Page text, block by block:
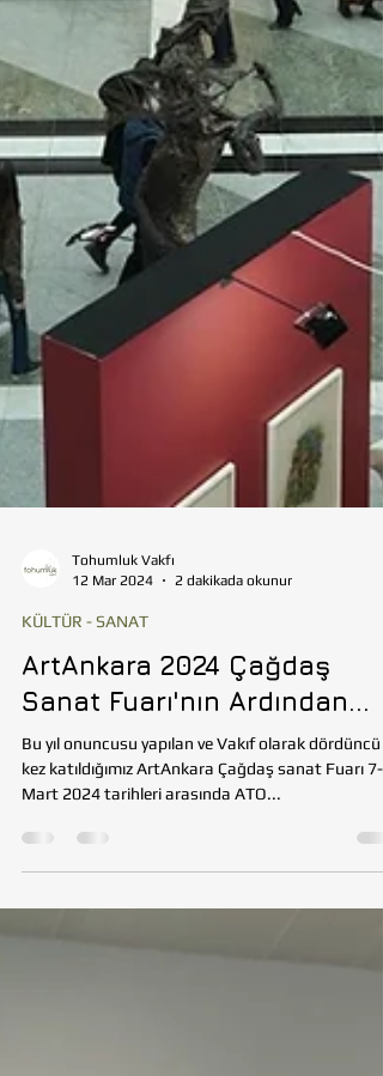
12 Mar 2024
KÜLTÜR - SANAT
ArtAnkara 2024 Çağdaş
Sanat Fuarı'nın Ardından...
Bu yıl onuncusu yapılan ve Vakıf olarak dördüncü
kez katıldığımız ArtAnkara Çağdaş sanat Fuarı 7-
Mart 2024 tarihleri arasında ATO...